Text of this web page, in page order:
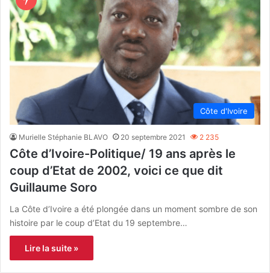
Côte d'Ivoire
Murielle Stéphanie BLAVO 20 septembre 2021 2 235
Côte d’Ivoire-Politique/ 19 ans après le
coup d’Etat de 2002, voici ce que dit
Guillaume Soro
La Côte d’Ivoire a été plongée dans un moment sombre de son
histoire par le coup d’Etat du 19 septembre…
Lire la suite »